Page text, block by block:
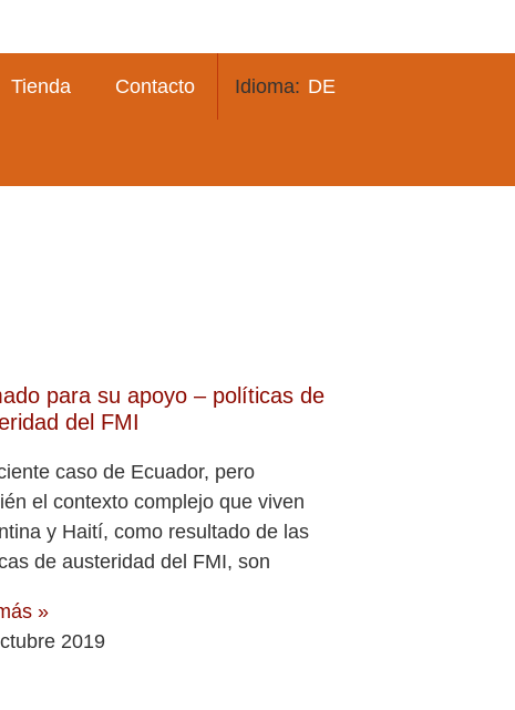
Tienda Contacto DE
para su apoyo – políticas de
del FMI
caso de Ecuador, pero
el contexto complejo que viven
y Haití, como resultado de las
de austeridad del FMI, son
»
2019